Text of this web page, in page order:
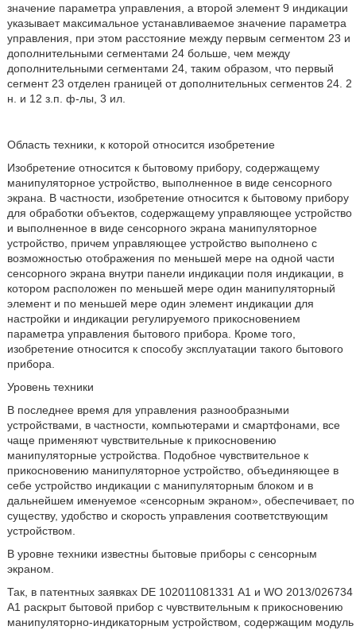
значение параметра управления, а второй элемент 9 индикации
указывает максимальное устанавливаемое значение параметра
управления, при этом расстояние между первым сегментом 23 и
дополнительными сегментами 24 больше, чем между
дополнительными сегментами 24, таким образом, что первый
сегмент 23 отделен границей от дополнительных сегментов 24. 2
н. и 12 з.п. ф-лы, 3 ил.
Область техники, к которой относится изобретение
Изобретение относится к бытовому прибору, содержащему
манипуляторное устройство, выполненное в виде сенсорного
экрана. В частности, изобретение относится к бытовому прибору
для обработки объектов, содержащему управляющее устройство
и выполненное в виде сенсорного экрана манипуляторное
устройство, причем управляющее устройство выполнено с
возможностью отображения по меньшей мере на одной части
сенсорного экрана внутри панели индикации поля индикации, в
котором расположен по меньшей мере один манипуляторный
элемент и по меньшей мере один элемент индикации для
настройки и индикации регулируемого прикосновением
параметра управления бытового прибора. Кроме того,
изобретение относится к способу эксплуатации такого бытового
прибора.
Уровень техники
В последнее время для управления разнообразными
устройствами, в частности, компьютерами и смартфонами, все
чаще применяют чувствительные к прикосновению
манипуляторные устройства. Подобное чувствительное к
прикосновению манипуляторное устройство, объединяющее в
себе устройство индикации с манипуляторным блоком и в
дальнейшем именуемое «сенсорным экраном», обеспечивает, по
существу, удобство и скорость управления соответствующим
устройством.
В уровне техники известны бытовые приборы с сенсорным
экраном.
Так, в патентных заявках DE 102011081331 А1 и WO 2013/026734
А1 раскрыт бытовой прибор с чувствительным к прикосновению
манипуляторно-индикаторным устройством, содержащим модуль